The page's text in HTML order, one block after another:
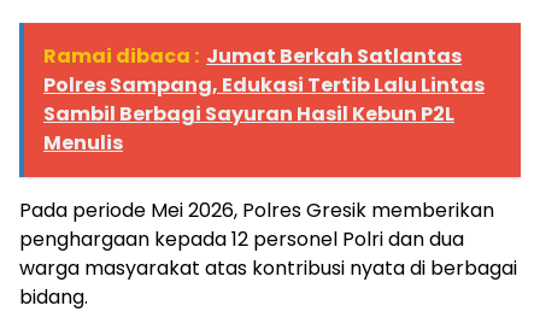
Ramai dibaca : Jumat Berkah Satlantas
Polres Sampang, Edukasi Tertib Lalu Lintas
Sambil Berbagi Sayuran Hasil Kebun P2L
Menulis
Pada periode Mei 2026, Polres Gresik memberikan
penghargaan kepada 12 personel Polri dan dua
warga masyarakat atas kontribusi nyata di berbagai
bidang.